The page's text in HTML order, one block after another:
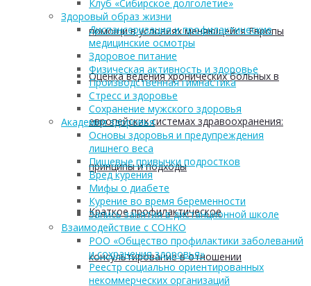
помощи в условиях меняющейся Европы
Оценка ведения хронических больных в
европейских системах здравоохранения:
принципы и подходы
Краткое профилактическое
консультирование в отношении
Клуб «Сибирское долголетие»
Здоровый образ жизни
Диспансеризация и профилактические
медицинские осмотры
Здоровое питание
Физическая активность и здоровье
Производственная гимнастика
Стресс и здоровье
Сохранение мужского здоровья
Академия здоровья
Основы здоровья и предупреждения
лишнего веса
Пищевые привычки подростков
Вред курения
Мифы о диабете
Курение во время беременности
Запись занятия в дистанционной школе
Взаимодействие с СОНКО
РОО «Общество профилактики заболеваний
и сохранения здоровья»
Реестр социально ориентированных
некоммерческих организаций